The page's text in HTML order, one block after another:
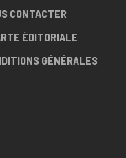
CONTACTER
ÉDITORIALE
GÉNÉRALES